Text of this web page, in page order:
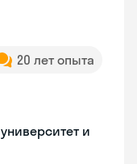
20 лет опыта
и